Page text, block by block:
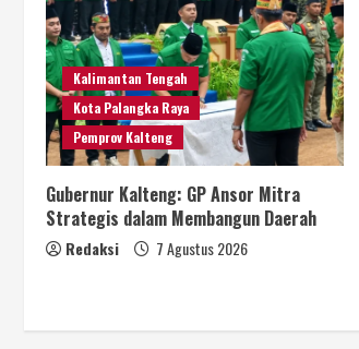
Kalimantan Tengah
Kota Palangka Raya
Pemprov Kalteng
Gubernur Kalteng: GP Ansor Mitra
Strategis dalam Membangun Daerah
Redaksi 7 Agustus 2026